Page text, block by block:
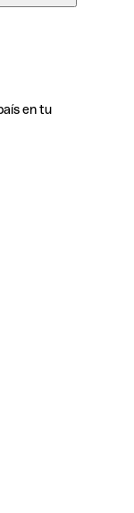
en tu